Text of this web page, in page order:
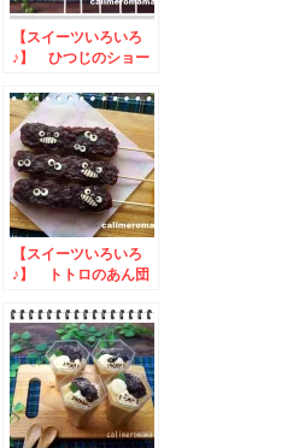
【スイーツいろいろ
♪】 ひつじのショー
ック
【スイーツいろいろ
♪】 トトロのあん団